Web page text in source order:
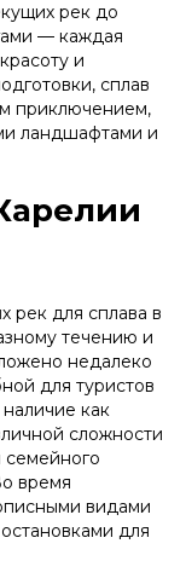
рек до
— каждая
и
сплав
приключением,
ландшафтами и
рек для сплава в
течению и
недалеко
для туристов
как
сложности
семейного
время
видами
для